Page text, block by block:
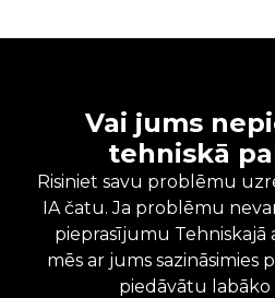
Vai jums
tehniskā
Risiniet savu problēmu
IA čatu. Ja problēmu
pieprasījumu Tehniskajā
mēs ar jums sazināsimies
piedāvātu labāko